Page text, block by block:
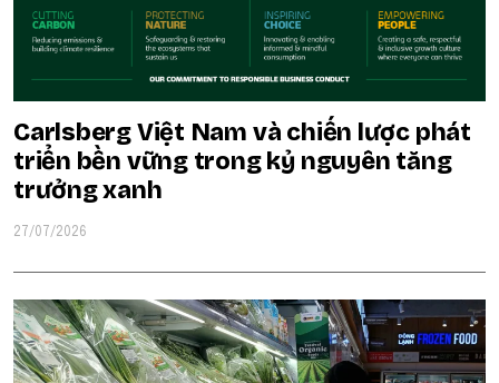
Carlsberg Việt Nam và chiến lược phát
triển bền vững trong kỷ nguyên tăng
trưởng xanh
27/07/2026